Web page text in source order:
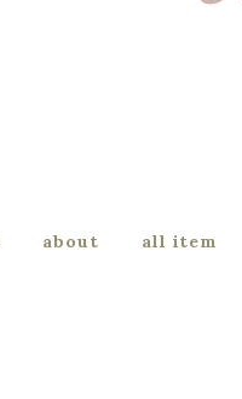
about all item